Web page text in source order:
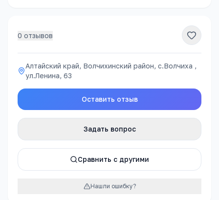
0 отзывов
Алтайский край, Волчихинский район, с.Волчиха ,
ул.Ленина, 63
Оставить отзыв
Задать вопрос
Сравнить с другими
Нашли ошибку?